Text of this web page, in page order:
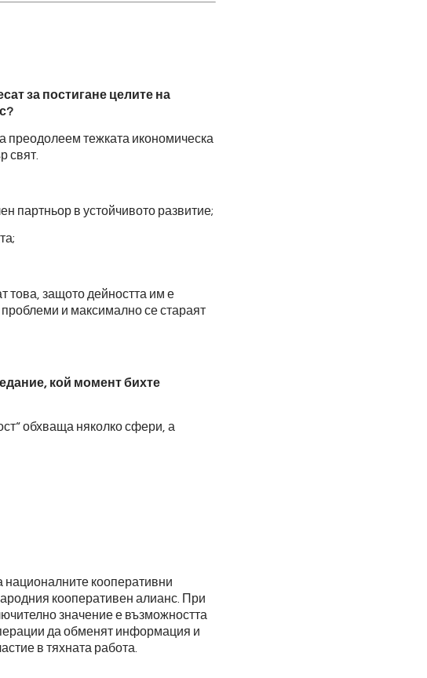
за постигане целите на
преодолеем тежката икономическа
свят.
партньор в устойчивото развитие;
това, защото дейността им е
и максимално се стараят
кой момент бихте
обхваща няколко сфери, а
националните кооперативни
кооперативен алианс. При
значение е възможността
да обменят информация и
в тяхната работа.